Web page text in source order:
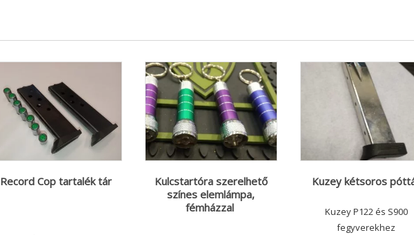
Record Cop tartalék tár
Kulcstartóra szerelhető
színes elemlámpa,
fémházzal
Kuzey kétsoros
Kuzey P122 és S900
fegyverekhez